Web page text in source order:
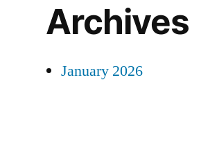
Archives
January 2026